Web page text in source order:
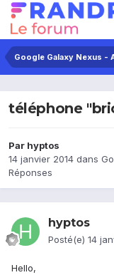
Google Galaxy Nexus -
téléphone
Par hyptos
14 janvier 2014 dans
Réponses
hyptos
Posté(e) 14
Hello,